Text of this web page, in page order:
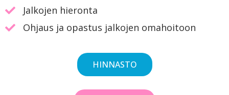
Jalkojen hieronta
Ohjaus ja opastus jalkojen omahoitoon
HINNASTO